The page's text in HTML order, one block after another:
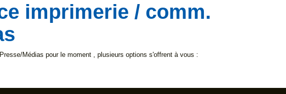
imprimerie / comm.
Médias pour le moment , plusieurs options s'offrent à vous :